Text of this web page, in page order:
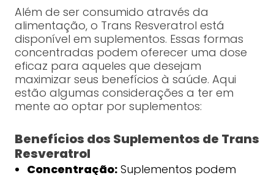
Além de ser consumido através da
alimentação, o Trans Resveratrol está
disponível em suplementos. Essas formas
concentradas podem oferecer uma dose
eficaz para aqueles que desejam
maximizar seus benefícios à saúde. Aqui
estão algumas considerações a ter em
mente ao optar por suplementos:
Benefícios dos Suplementos de Trans
Resveratrol
Concentração:Suplementos podem